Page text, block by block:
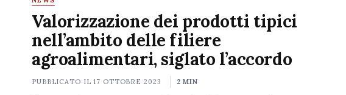
Valorizzazione dei prodotti tipici
nell’ambito delle filiere
agroalimentari, siglato l’accordo
PUBBLICATO IL17 OTTOBRE 2023 2 MIN